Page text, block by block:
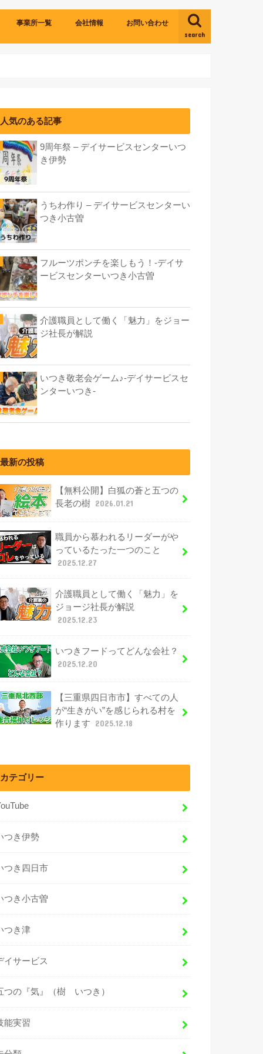
search
事業所一覧
いつき四日市
いつき伊勢
いつき津
いつき小古曽
会社情報 お問い合わせ
人気のある記事
9周年祭 – デイサービスセンターいつ
き伊勢
うちわ作り – デイサービスセンターい
つき小古曽
フルーツポンチを楽しもう！-デイサ
ービスセンターいつき小古曽
介護職員として働く「魅力」をジョー
ジ社長が解説
いつき敬老会ゲーム♪-デイサービスセ
ンターいつき-
最新の投稿
【無料公開】白狐の蒼と五つの
長老の樹 2026.01.21
職員から慕われるリーダーがや
っているたった一つのこと
2025.12.27
介護職員として働く「魅力」を
ジョージ社長が解説
2025.12.23
いつきフードってどんな会社？
2025.12.20
【三重県四日市市】すべての人
が“生きがい”を感じられる村を
作ります
2025.12.18
カテゴリー
つき伊勢
つき四日市
つき小古曽
つき津
イサービス
つの『気』（樹 いつき）
能実習